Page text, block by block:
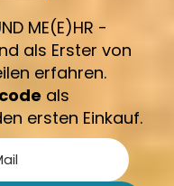
ME(E)HR -
als Erster von
erfahren.
als
ersten Einkauf.